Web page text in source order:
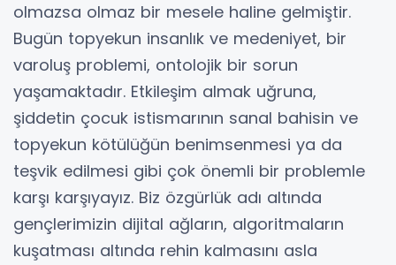
olmazsa olmaz bir mesele haline gelmiştir.
Bugün topyekun insanlık ve medeniyet, bir
varoluş problemi, ontolojik bir sorun
yaşamaktadır. Etkileşim almak uğruna,
şiddetin çocuk istismarının sanal bahisin ve
topyekun kötülüğün benimsenmesi ya da
teşvik edilmesi gibi çok önemli bir problemle
karşı karşıyayız. Biz özgürlük adı altında
gençlerimizin dijital ağların, algoritmaların
kuşatması altında rehin kalmasını asla